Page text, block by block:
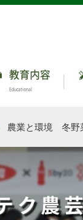
教育内容
Educational
農業と環境 冬野
ク農